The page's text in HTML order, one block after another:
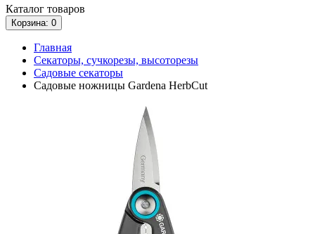
Каталог товаров
Корзина: 0
Главная
Секаторы, сучкорезы, высоторезы
Садовые секаторы
Садовые ножницы Gardena HerbCut